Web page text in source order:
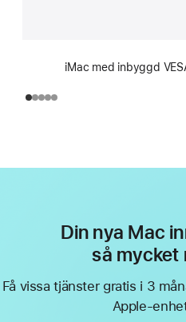
iMac med inbyggd
Din nya Mac
så mycket
Få vissa tjänster gratis i 3
Apple-